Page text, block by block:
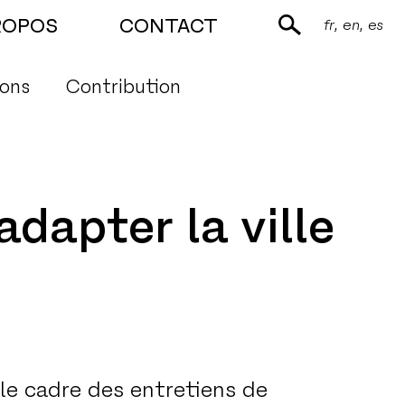
Contribution
CONTACT fr en es
la ville
cadre des entretiens de